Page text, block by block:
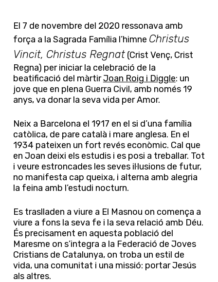
El 7 de novembre del 2020 ressonava amb
força a la Sagrada Família l’himne Christus
Vincit, Christus Regnat(Crist Venç, Crist
Regna) per iniciar la celebració de la
beatificació del màrtirJoan Roig i Diggle: un
jove que en plena Guerra Civil, amb només 19
anys, va donar la seva vida per Amor.
Neix a Barcelona el 1917 en el si d’una família
catòlica, de pare català i mare anglesa. En el
1934 pateixen un fort revés econòmic. Cal que
en Joan deixi els estudis i es posi a treballar. Tot
i veure estroncades les seves il·lusions de futur,
no manifesta cap queixa, i alterna amb alegria
la feina amb l’estudi nocturn.
Es traslladen a viure a El Masnou on comença a
viure a fons la seva fe i la seva relació amb Déu.
És precisament en aquesta població del
Maresme on s’integra a la Federació de Joves
Cristians de Catalunya, on troba un estil de
vida, una comunitat i una missió: portar Jesús
als altres.